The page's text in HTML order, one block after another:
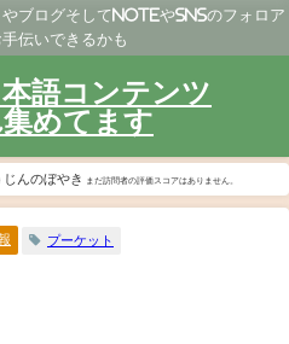
やブログそしてNoteやSNSのフォロア
伝いできるかも
語コンテンツ
めてます
じんのぼやき まだ訪問者の評価スコアはありません。
プーケット